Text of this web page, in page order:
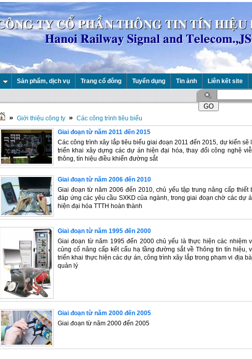
Sản phẩm, dịch vụ Trang cổ đông Tuyển dụng Tin ảnh Liên kết site
» Giới thiệu công ty » Các công trình tiêu biểu
Giai đoạn từ năm 2011 đến 2015
Các công trình xây lắp tiêu biểu giai đoạn 2011 đến 2015, dự kiến sẽ
triển khai xây dựng các dự án hiện đại hóa, thay đổi công nghệ
thông, tín hiệu điều khiển đường sắt
Giai đoạn từ năm 2006 đến 2010
Giai đoạn từ năm 2006 đến 2010, chủ yếu tập trung nâng cấp thiết
đáp ứng các yêu cầu SXKD của ngành, trong giai đoạn chờ các dự
hiện đại hóa TTTH hoàn thành
Giai đoạn từ năm 1995 đến 2000
Giai đoạn từ năm 1995 đến 2000 chủ yếu là thực hiện các nhiệm
củng cố nâng cấp kết cấu hạ tầng đường sắt về Thông tin tín hiệu,
triển khai thực hiện các dự án, công trình xây lắp trong phạm vi địa
quản lý
Giai đoạn từ năm 2000 đến 2005
Giai đoạn từ năm 2000 đến 2005